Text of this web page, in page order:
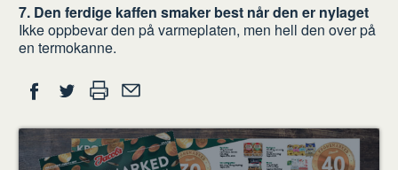
7. Den ferdige kaffen smaker best når den er nylaget
Ikke oppbevar den på varmeplaten, men hell den over på
en termokanne.
Del
på
Facebook
på
Twitter
ut en
venn